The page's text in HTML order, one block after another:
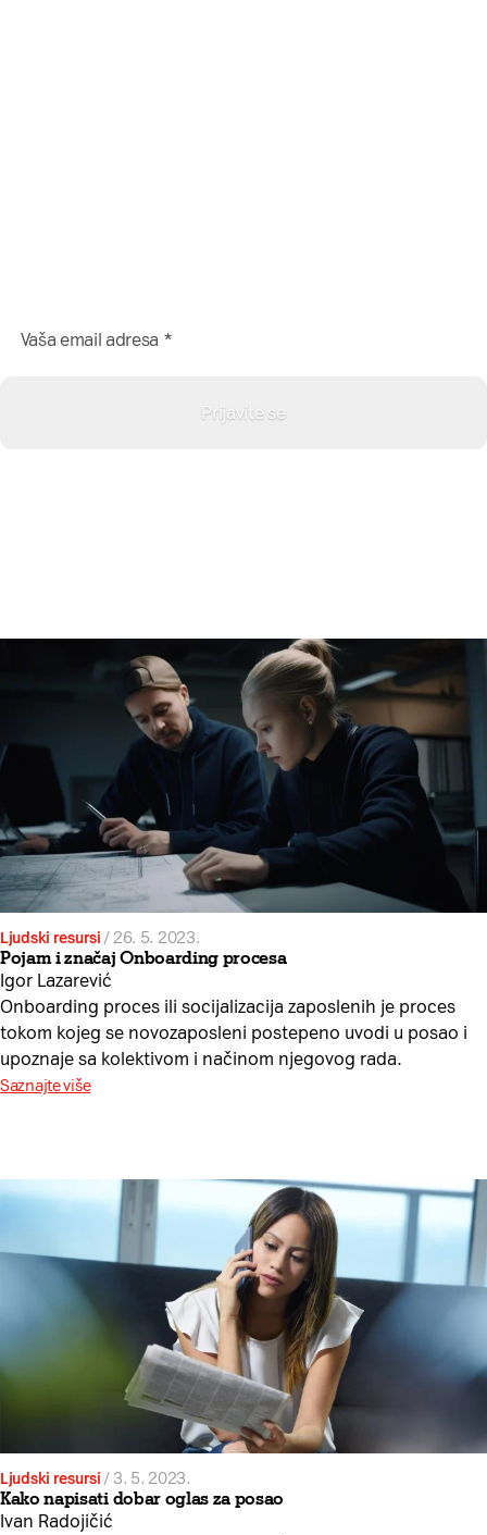
Ljudski resursi /26. 5. 2023.
Pojam i značaj Onboarding procesa
Igor Lazarević
Onboarding proces ili socijalizacija zaposlenih je proces
tokom kojeg se novozaposleni postepeno uvodi u posao i
upoznaje sa kolektivom i načinom njegovog rada.
Saznajte više
Ljudski resursi / 3. 5. 2023.
Kako napisati dobar oglas za posao
Ivan Radojičić